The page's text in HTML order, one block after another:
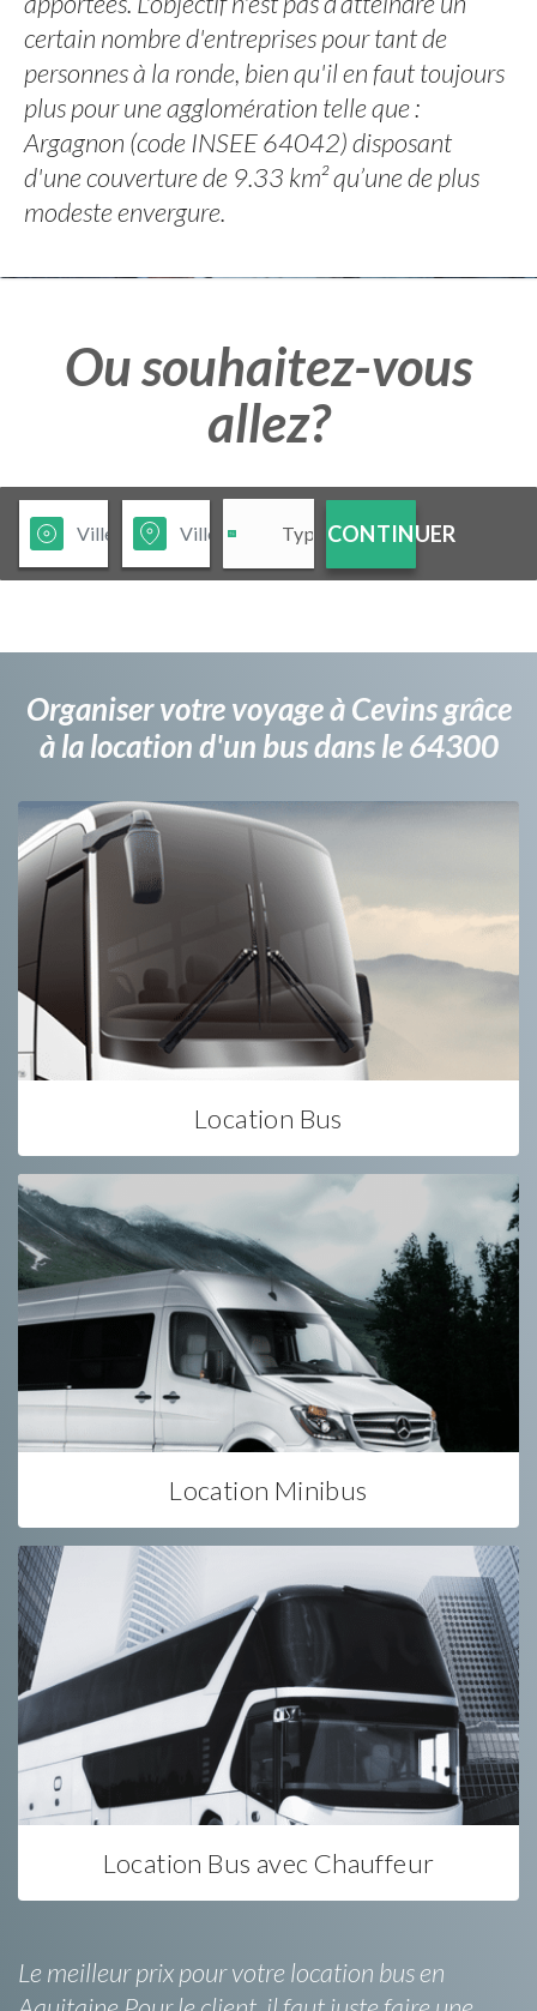
certain nombre d'entreprises pour tant de
personnes à la ronde, bien qu'il en faut toujours
plus pour une agglomération telle que :
Argagnon (code INSEE 64042) disposant
d'une couverture de 9.33 km² qu’une de plus
modeste envergure.
Ou souhaitez-vous
allez?
CONTINUER
Organiser votre voyage à Cevins grâce
à la location d'un bus dans le 64300
Location Bus
Location Minibus
Location Bus avec Chauffeur
Le meilleur prix pour votre location bus en